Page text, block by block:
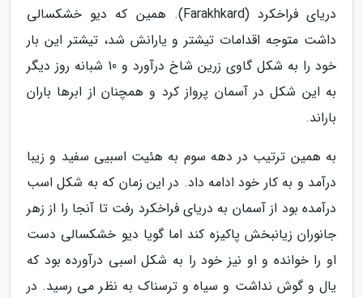
دریای فراخکرد (Farakhkard). همین که دیو خشکسالی
داشت متوجه اقدامات تیشتر و یارانش شد، تیشتر این بار
خود را به شکل گاوی زرین شاخ درآورد و 10 شبانه روز دیگر
به این شکل در آسمان پرواز کرد و همچنان از ابرها باران
باراند.
به همین ترتیب در دهه سوم به هئیت اسبیی سفید و زیبا
درآمد و به کار خود ادامه داد. در این زمان که به شکل اسب
درآمده بود از آسمان به دریای فراخکرد رفت تا آنجا را از زهر
جانوران زیانبخش پاکیزه کند اما گویا دیو خشکسالی دست
او را خوانده و او نیز خود را به شکل اسبی درآورده بود که
یال و گوش نداشت و سیاه و ترسناک به نظر می رسید. در